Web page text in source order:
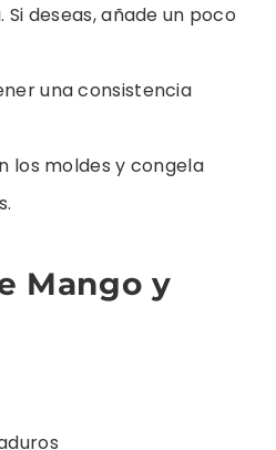
deseas, añade un poco
una consistencia
los moldes y congela
Mango y